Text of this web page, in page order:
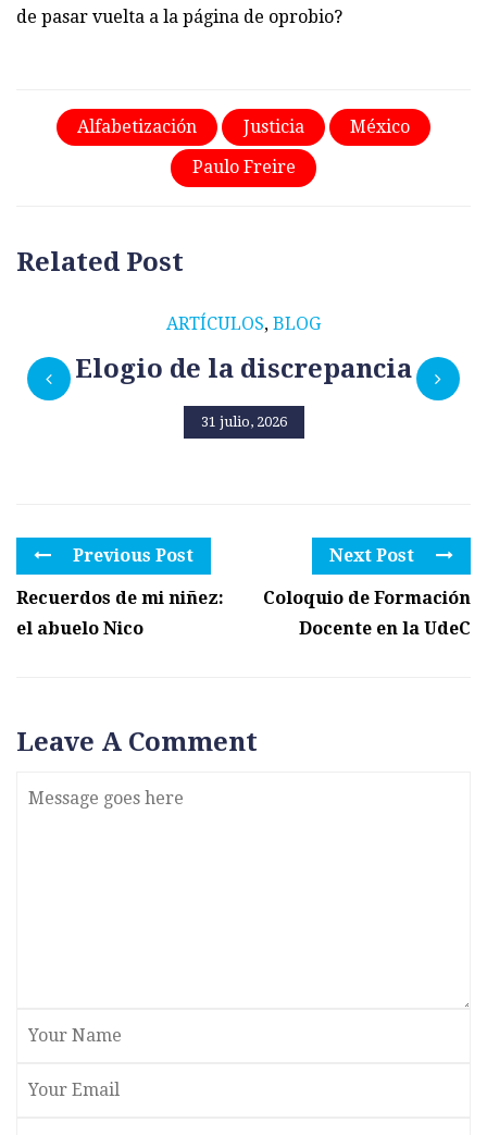
de pasar vuelta a la página de oprobio?
Alfabetización Justicia
México
Paulo Freire
Related Post
ARTÍCULOS, BLOG
Elogio de la discrepancia
31 julio, 2026
Previous Post
Recuerdos de mi niñez:
el abuelo Nico
Next Post
Coloquio de Formación
Docente en la UdeC
Leave A Comment